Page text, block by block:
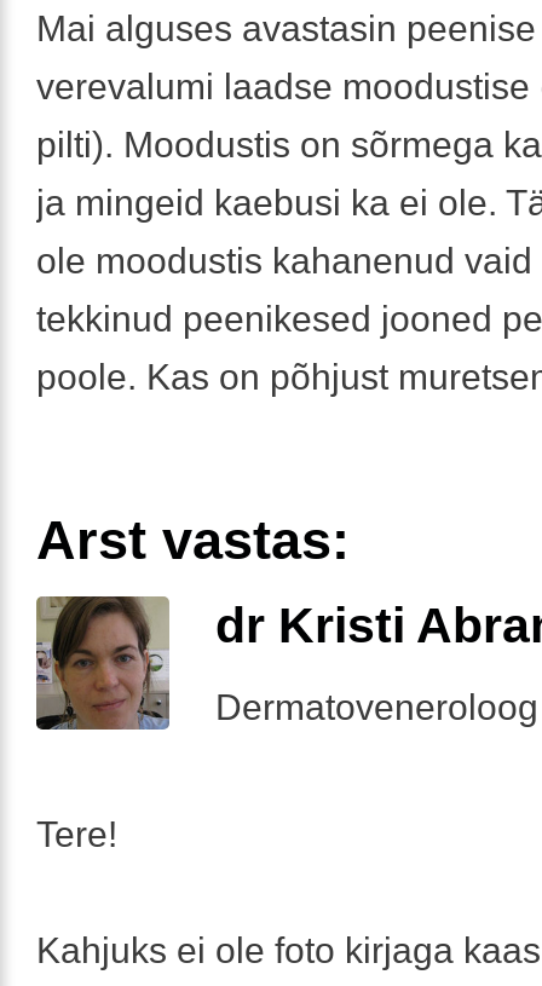
Mai alguses avastasin
verevalumi laadse moodustise
pilti). Moodustis on sõrmega
ja mingeid kaebusi ka ei ole.
ole moodustis kahanenud
tekkinud peenikesed jooned
poole. Kas on põhjust
Arst vastas:
dr Kristi
Dermatoveneroloog
Tere!
Kahjuks ei ole foto kirjaga